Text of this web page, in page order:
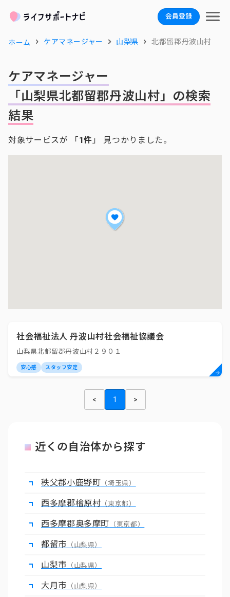
会員登録
ホーム ケアマネージャー 山梨県 北都留郡丹波山村
ケアマネージャー
「山梨県北都留郡丹波山村」の検索
結果
対象サービスが 「1件 」 見つかりました。
社会福祉法人 丹波山村社会福祉協議会
山梨県北都留郡丹波山村２９０１
安心感 スタッフ安定
< 1 >
近くの自治体から探す
秩父郡小鹿野町 （埼玉県）
西多摩郡檜原村 （東京都）
西多摩郡奥多摩町 （東京都）
都留市 （山梨県）
山梨市 （山梨県）
大月市 （山梨県）